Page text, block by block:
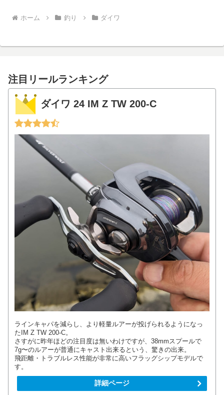
ホーム 釣り ダイワ
注目リールランキング
ダイワ 24 IM Z TW 200-C
ラインキャパを減らし、より軽量ルアーが投げられるようになっ
たIM Z TW 200-C。
さすがに昨年ほどの注目度は無いわけですが、38mmスプールで
7g〜のルアーが普通にキャスト出来るという、驚きの出来。
飛距離・トラブルレス性能が非常に高いフラッグシップモデルで
す。
詳細ページ